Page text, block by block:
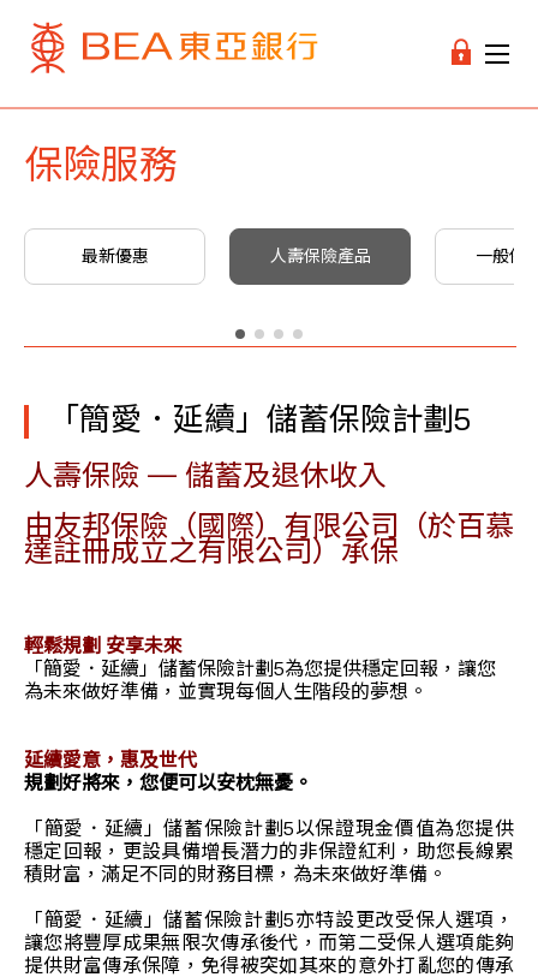
保險服務
最新優惠 人壽保險產品 一般保
「簡愛．延續」儲蓄保險計劃5​
人壽保險 — 儲蓄及退休收入
由友邦保險（國際）有限公司（於百慕
達註冊成立之有限公司）承保
輕鬆規劃 安享未來
「簡愛．延續」儲蓄保險計劃5為您提供穩定回報，讓您
為未來做好準備，並實現每個人生階段的夢想。
延續愛意，惠及世代
規劃好將來，您便可以安枕無憂。
「簡愛．延續」儲蓄保險計劃5以保證現金價值為您提供
穩定回報，更設具備增長潛力的非保證紅利，助您長線累
積財富，滿足不同的財務目標，為未來做好準備。
「簡愛．延續」儲蓄保險計劃5亦特設更改受保人選項，
讓您將豐厚成果無限次傳承後代，而第二受保人選項能夠
提供財富傳承保障，免得被突如其來的意外打亂您的傳承